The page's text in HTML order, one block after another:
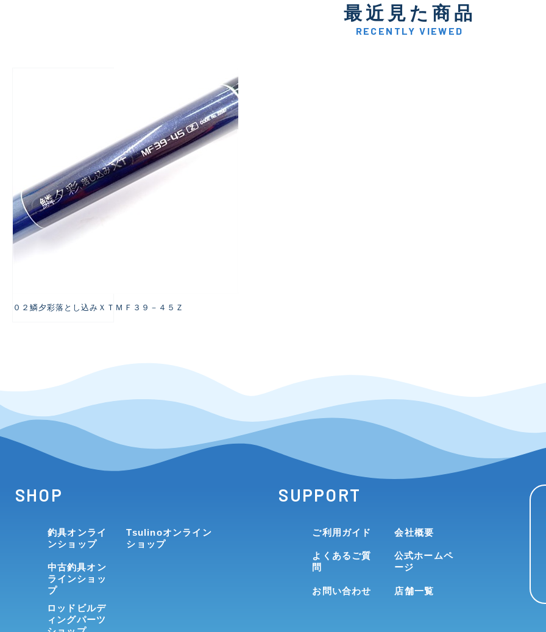
悪
C-
い品
最近見た商品
RECENTLY VIEWED
０２鱗夕彩落とし込みＸＴＭＦ３９－４５Ｚ
SHOP
釣具オンライ
ンショップ
中古釣具オン
ラインショッ
プ
ロッドビルデ
ィングパーツ
Tsulinoオンライン
ショップ
SUPPORT
ご利用ガイド
よくあるご質
問
お問い合わせ
会社概要
公式ホームペ
ージ
店舗一覧